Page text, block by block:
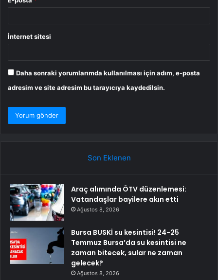
İnternet sitesi
Daha sonraki yorumlarımda kullanılması için adım, e-posta
adresim ve site adresim bu tarayıcıya kaydedilsin.
Son Eklenen
Araç alımında ÖTV düzenlemesi:
Vatandaşlar bayilere akın etti
Ağustos 8, 2026
Bursa BUSKİ su kesintisi! 24-25
Temmuz Bursa’da su kesintisi ne
zaman bitecek, sular ne zaman
gelecek?
Ağustos 8, 2026